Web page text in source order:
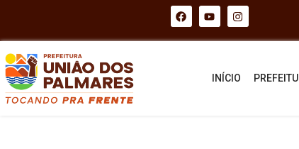
o
conteúdo
F
a
c
e
Y
o
u
t
e
I
n
s
t
r
a
INÍCIO